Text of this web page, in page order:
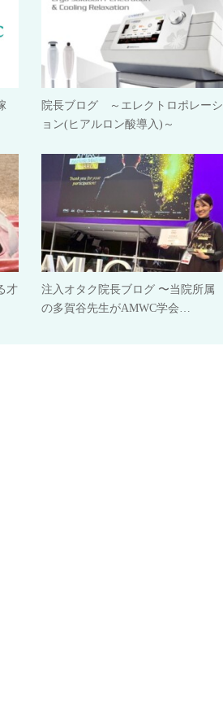
院長ブログ ～エレクトロポレーシ
ョン(ヒアルロン酸導入)～
才
注入オタク院長ブログ 〜当院所属
の多賀谷先生がAMWC学会…